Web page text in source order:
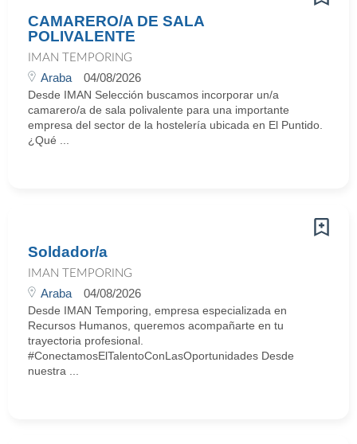
CAMARERO/A DE SALA
POLIVALENTE
IMAN TEMPORING
Araba 04/08/2026
Desde IMAN Selección buscamos incorporar un/a
camarero/a de sala polivalente para una importante
empresa del sector de la hostelería ubicada en El Puntido.
¿Qué ...
Soldador/a
IMAN TEMPORING
Araba 04/08/2026
Desde IMAN Temporing, empresa especializada en
Recursos Humanos, queremos acompañarte en tu
trayectoria profesional.
#ConectamosElTalentoConLasOportunidades Desde
nuestra ...